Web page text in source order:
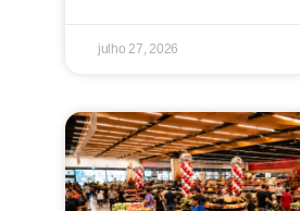
julho 27, 2026